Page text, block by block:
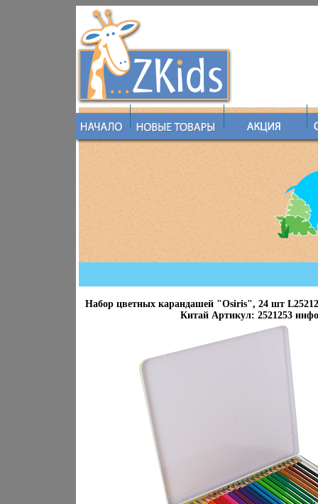
Набор цветных карандашей "Osiris", 24 шт
Китай Артикул: 2521253